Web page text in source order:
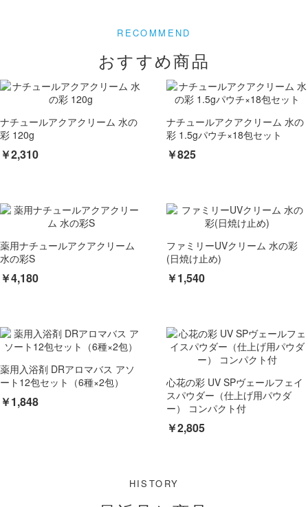
おすすめ商品
ナチュールアクアクリーム 水の
彩 120g
￥2,310
ナチュールアクアクリーム 水の
彩 1.5gパウチ×18包セット
￥825
薬用ナチュールアクアクリーム
水の彩S
￥4,180
ファミリーUVクリーム 水の彩
(日焼け止め)
￥1,540
薬用入浴剤 DRアロマバス アソ
ート12包セット（6種×2包）
￥1,848
心花の彩 UV SPヴェールフェイ
スパウダー（仕上げ用パウダ
ー） コンパクト付
￥2,805